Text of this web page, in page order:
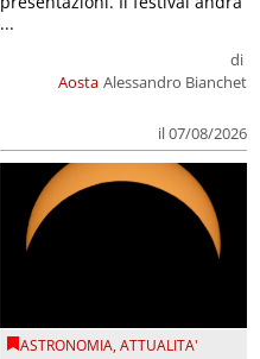
Aosta
di
Alessandro Bianchet
il 07/08/2026
...
ASTRONOMIA,ATTUALITA'